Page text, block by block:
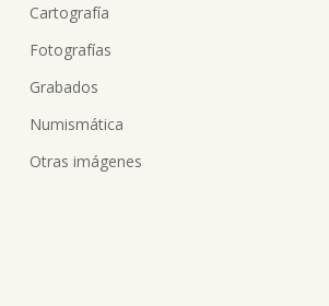
Cartografía
Fotografías
Grabados
Numismática
Otras imágenes